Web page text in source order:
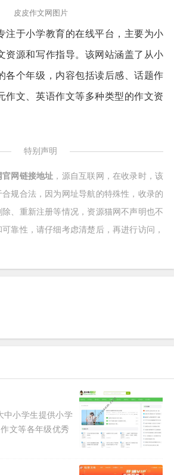
皮皮作文网图片
注于小学教育的在线平台，主要为小
资源和写作指导。该网站涵盖了从小
各个年级，内容包括读后感、话题作
作文、英语作文等多种类型的作文资
特别声明
官网链接地址 ，源自互联网，在收录时，该
规合法，因为网址导航的特殊性，收录的
、重新注册等情况，资源猫网不声明也不
靠性，请仔细考虑清楚后，再进行访问，
中小学生提供小学
文等各年级优秀
括中考作文、高